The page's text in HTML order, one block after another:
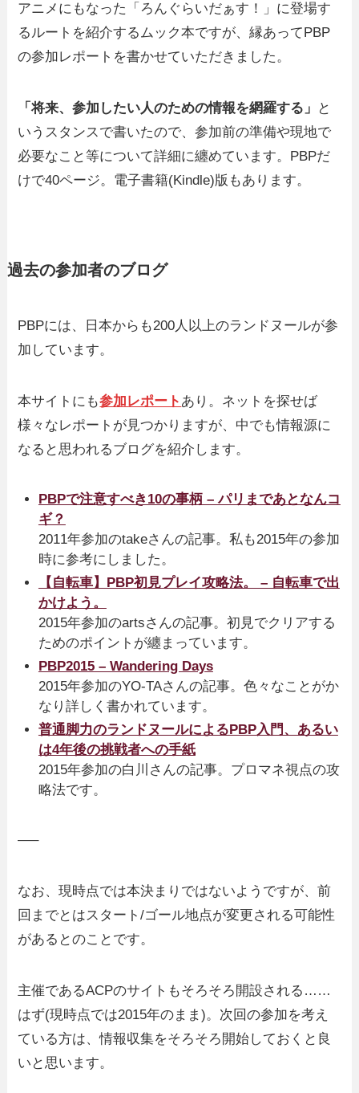
アニメにもなった「ろんぐらいだぁす！」に登場す
るルートを紹介するムック本ですが、縁あってPBP
の参加レポートを書かせていただきました。
「将来、参加したい人のための情報を網羅する」
と
いうスタンスで書いたので、参加前の準備や現地で
必要なこと等について詳細に纏めています。PBPだ
けで40ページ。電子書籍(Kindle)版もあります。
過去の参加者のブログ
PBPには、日本からも200人以上のランドヌールが参
加しています。
本サイトにも参加レポート あり。ネットを探せば
様々なレポートが見つかりますが、中でも情報源に
なると思われるブログを紹介します。
PBPで注意すべき10の事柄 – パリまであとなんコ
ギ？
2011年参加のtakeさんの記事。私も2015年の参加
時に参考にしました。
【自転車】PBP初見プレイ攻略法。 – 自転車で出
かけよう。
2015年参加のartsさんの記事。初見でクリアする
ためのポイントが纏まっています。
PBP2015 – Wandering Days
2015年参加のYO-TAさんの記事。色々なことがか
なり詳しく書かれています。
普通脚力のランドヌールによるPBP入門、あるい
は4年後の挑戦者への手紙
2015年参加の白川さんの記事。プロマネ視点の攻
略法です。
—–
なお、現時点では本決まりではないようですが、前
回までとはスタート/ゴール地点が変更される可能性
があるとのことです。
主催であるACPのサイトもそろそろ開設される……
はず(現時点では2015年のまま)。次回の参加を考え
ている方は、情報収集をそろそろ開始しておくと良
いと思います。